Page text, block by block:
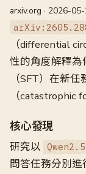
arxiv.org · 2026-
（differential
性的角度解釋為
（SFT）在新
（catastrophic
核心發現
研究以
問答任務分別進